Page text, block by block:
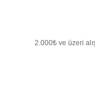
2.000₺ ve üzeri